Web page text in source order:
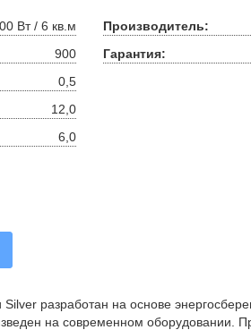
Вт / 6 кв.м
900
0,5
12,0
6,0
Производитель:
Гарантия:
разработан на основе
на современном оборудовании.